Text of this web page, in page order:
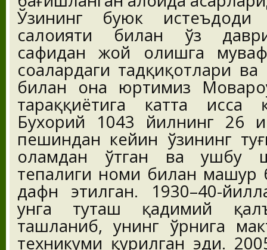
Ўзининг буюк
салоҳияти билан ўз
сафидан жой олишга
соҳалардаги тадқиқотлари
билан она юртимиз
тараққиётига катта
Бухорий 1043 йилнинг 26
пешиндан кейин ўзининг
оламдан ўтган ва ушбу
тепалиги номи билан машҳур
дафн этилган. 1930–40-
унга туташ қадимий
ташланиб, унинг ўрнига
техникуми қурилган эди.